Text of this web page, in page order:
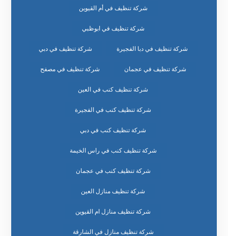
شركة تنظيف في أم القيوين
شركة تنظيف في ابوظبي
شركة تنظيف في دبا الفجيرة شركة تنظيف في دبي
شركة تنظيف في عجمان شركة تنظيف في مصفح
شركة تنظيف كنب في العين
شركة تنظيف كنب في الفجيرة
شركة تنظيف كنب في دبي
شركة تنظيف كنب في راس الخيمة
شركة تنظيف كنب في عجمان
شركة تنظيف منازل العين
شركة تنظيف منازل ام القيوين
شركة تنظيف منازل في الشارقة